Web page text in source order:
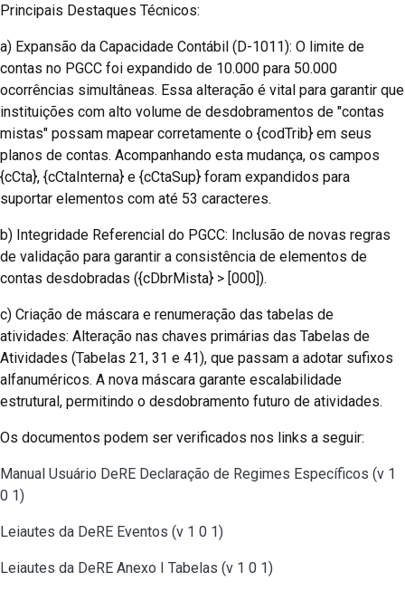
Principais Destaques Técnicos:
a) Expansão da Capacidade Contábil (D-1011): O limite de
contas no PGCC foi expandido de 10.000 para 50.000
ocorrências simultâneas. Essa alteração é vital para garantir que
instituições com alto volume de desdobramentos de "contas
mistas" possam mapear corretamente o {codTrib} em seus
planos de contas. Acompanhando esta mudança, os campos
{cCta}, {cCtaInterna} e {cCtaSup} foram expandidos para
suportar elementos com até 53 caracteres.
b) Integridade Referencial do PGCC: Inclusão de novas regras
de validação para garantir a consistência de elementos de
contas desdobradas ({cDbrMista} > [000]).
c) Criação de máscara e renumeração das tabelas de
atividades: Alteração nas chaves primárias das Tabelas de
Atividades (Tabelas 21, 31 e 41), que passam a adotar sufixos
alfanuméricos. A nova máscara garante escalabilidade
estrutural, permitindo o desdobramento futuro de atividades.
Os documentos podem ser verificados nos links a seguir:
Manual Usuário DeRE Declaração de Regimes Específicos (v 1
0 1)
Leiautes da DeRE Eventos (v 1 0 1)
Leiautes da DeRE Anexo I Tabelas (v 1 0 1)